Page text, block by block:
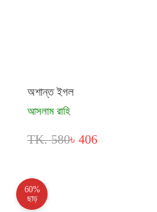
অশান্ত ইগল
আসলাম রাহি
TK. 580৳ 406
60%
ছাড়